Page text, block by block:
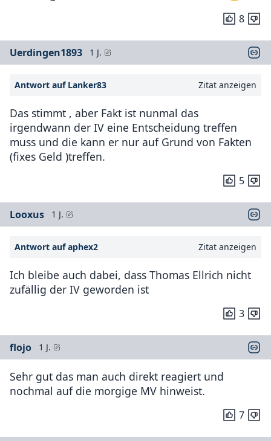
8
Uerdingen1893 1 J.
Antwort auf Lanker83 Zitat anzeigen
Das stimmt , aber Fakt ist nunmal das
irgendwann der IV eine Entscheidung treffen
muss und die kann er nur auf Grund von Fakten
(fixes Geld )treffen.
5
Looxus 1 J.
Antwort auf aphex2 Zitat anzeigen
Ich bleibe auch dabei, dass Thomas Ellrich nicht
zufällig der IV geworden ist
3
flojo 1 J.
Sehr gut das man auch direkt reagiert und
nochmal auf die morgige MV hinweist.
7